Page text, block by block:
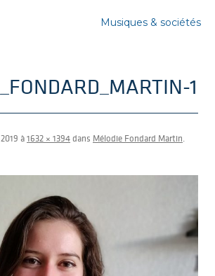
1
à1632 × 1394dans Mélodie Fondard Martin.
Musiques & sociétés